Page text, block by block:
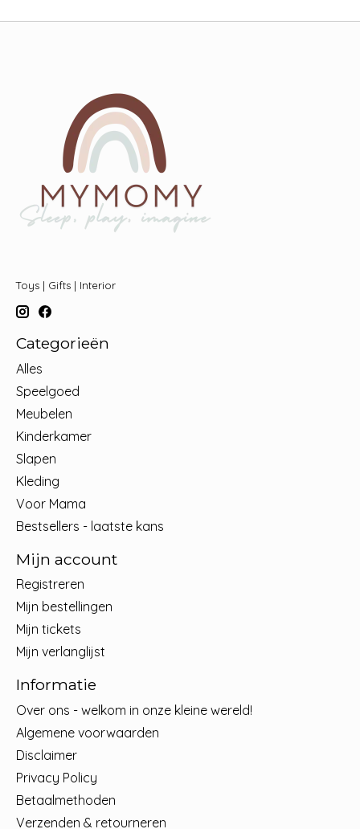
Toys | Gifts | Interior
Categorieën
Alles
Speelgoed
Meubelen
Kinderkamer
Slapen
Kleding
Voor Mama
Bestsellers - laatste kans
Mijn account
Registreren
Mijn bestellingen
Mijn tickets
Mijn verlanglijst
Informatie
Over ons - welkom in onze kleine wereld!
Algemene voorwaarden
Disclaimer
Privacy Policy
Betaalmethoden
Verzenden & retourneren